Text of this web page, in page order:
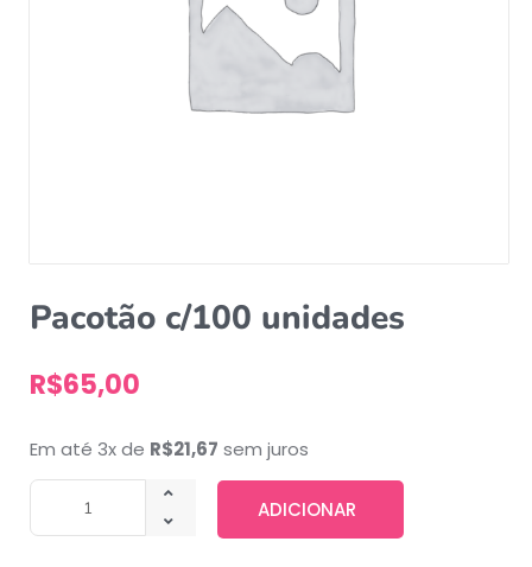
Pacotão c/100 unidades
R$65,00
Em até 3x de R$21,67 sem juros
ADICIONAR